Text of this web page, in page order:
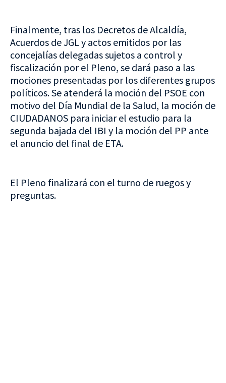
Finalmente, tras los Decretos de Alcaldía,
Acuerdos de JGL y actos emitidos por las
concejalías delegadas sujetos a control y
fiscalización por el Pleno, se dará paso a las
mociones presentadas por los diferentes grupos
políticos. Se atenderá la moción del PSOE con
motivo del Día Mundial de la Salud, la moción de
CIUDADANOS para iniciar el estudio para la
segunda bajada del IBI y la moción del PP ante
el anuncio del final de ETA.
El Pleno finalizará con el turno de ruegos y
preguntas.